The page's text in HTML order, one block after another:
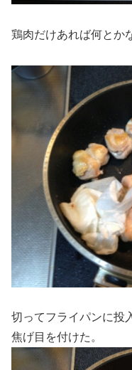
鶏肉だけあれば何とか
切ってフライパンに投
焦げ目を付けた。